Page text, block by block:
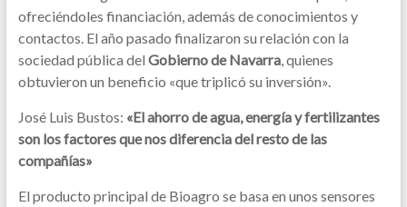
ofreciéndoles financiación, además de conocimientos y
contactos. El año pasado finalizaron su relación con la
sociedad pública del Gobierno de Navarra, quienes
obtuvieron un beneficio «que triplicó su inversión».
José Luis Bustos: «El ahorro de agua, energía y fertilizantes
son los factores que nos diferencia del resto de las
compañías»
El producto principal de Bioagro se basa en unos sensores